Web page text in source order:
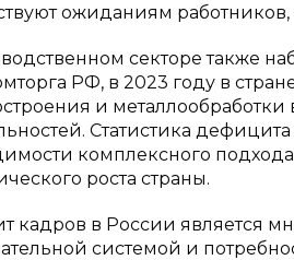
ожиданиям
секторе также
РФ, в 2023 году в
и металлообработки
Статистика
комплексного
роста страны.
кадров в России является
системой и